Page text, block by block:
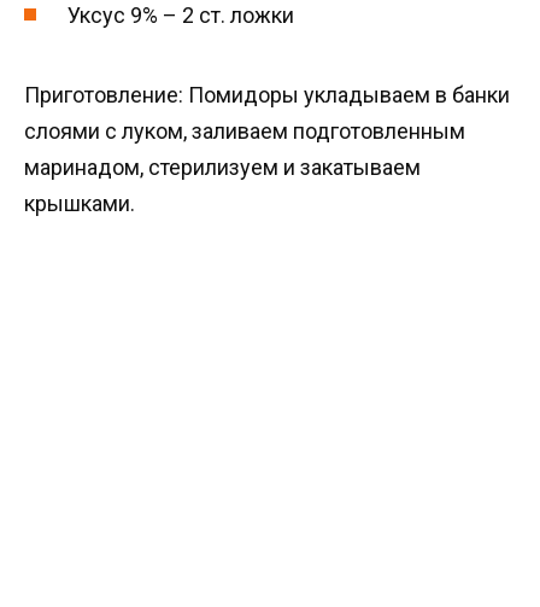
Уксус 9% – 2 ст. ложки
Приготовление: Помидоры укладываем в банки
слоями с луком, заливаем подготовленным
маринадом, стерилизуем и закатываем
крышками.